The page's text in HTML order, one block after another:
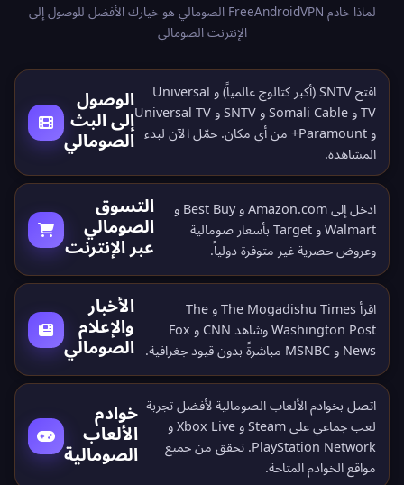
لماذا خادم FreeAndroidVPN الصومالي هو خيارك الأفضل للوصول إلى
الإنترنت الصومالي
الوصول
إلى البث
الصومالي
افتح SNTV (أكبر كتالوج عالمياً) و Universal
TV و Somali Cable و SNTV و Universal TV
و Paramount+ من أي مكان.
حمّل الآن لبدء
المشاهدة.
التسوق
الصومالي
عبر الإنترنت
ادخل إلى Amazon.com و Best Buy و
Walmart و Target بأسعار صومالية
وعروض حصرية غير متوفرة دولياً.
الأخبار
والإعلام
الصومالي
اقرأ The Mogadishu Times و The
Washington Post وشاهد CNN و Fox
News و MSNBC مباشرةً بدون قيود جغرافية.
خوادم
الألعاب
الصومالية
اتصل بخوادم الألعاب الصومالية لأفضل تجربة
لعب جماعي على Steam و Xbox Live و
PlayStation Network. تحقق من جميع
مواقع الخوادم المتاحة.